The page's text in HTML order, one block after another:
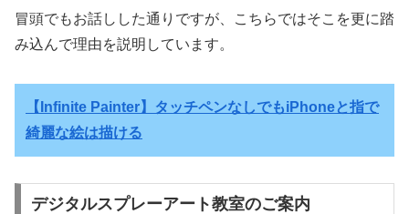
冒頭でもお話しした通りですが、こちらではそこを更に踏
み込んで理由を説明しています。
【Infinite Painter】タッチペンなしでもiPhoneと指で
綺麗な絵は描ける
デジタルスプレーアート教室のご案内